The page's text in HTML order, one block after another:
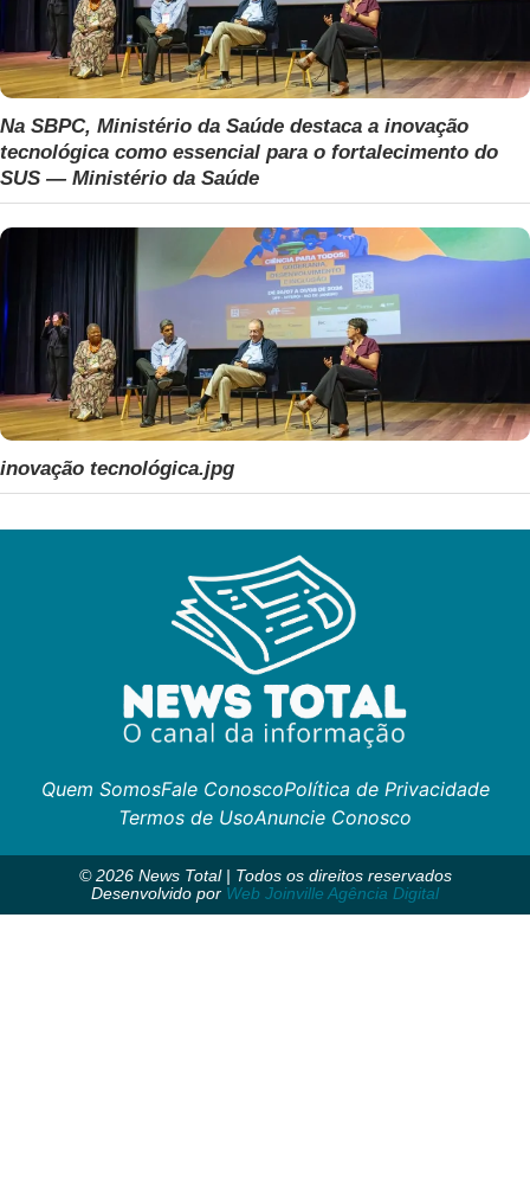
Na SBPC, Ministério da Saúde destaca a inovação
tecnológica como essencial para o fortalecimento do
SUS — Ministério da Saúde
inovação tecnológica.jpg
Quem SomosFale ConoscoPolítica de Privacidade
Termos de UsoAnuncie Conosco
© 2026 News Total | Todos os direitos reservados
Desenvolvido por Web Joinville Agência Digital